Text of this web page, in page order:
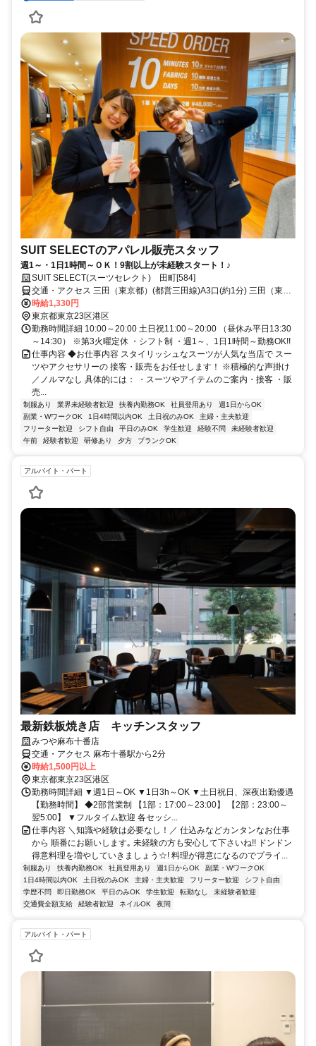
SUIT SELECTのアパレル販売スタッフ
週1～・1日1時間～ＯＫ！9割以上が未経験スタート！♪
SUIT SELECT(スーツセレクト) 田町[584]
交通・アクセス 三田（東京都）(都営三田線)A3口(約1分) 三田（東京
都）(都営浅草線)A3口(約1分) 田町（東京都）(ＪＲ京浜東北線)三田口
(西口)(約3分)
時給1,330円
東京都東京23区港区
勤務時間詳細 10:00～20:00 土日祝11:00～20:00 （昼休み平日13:30
～14:30） ※第3火曜定休 ・シフト制 ・週1～、1日1時間～勤務OK!!
仕事内容 ◆お仕事内容 スタイリッシュなスーツが人気な当店で スー
ツやアクセサリーの 接客・販売をお任せします！ ※積極的な声掛け
／ノルマなし 具体的には： ・スーツやアイテムのご案内・接客 ・販
売...
制服あり 業界未経験者歓迎 扶養内勤務OK 社員登用あり
週1日からOK
副業・WワークOK
1日4時間以内OK 土日祝のみOK
主婦・主夫歓迎
フリーター歓迎
シフト自由 平日のみOK 学生歓迎 経験不問
未経験者歓迎
午前
経験者歓迎 研修あり 夕方 ブランクOK
アルバイト・パート
最新鉄板焼き店 キッチンスタッフ
みつや麻布十番店
交通・アクセス 麻布十番駅から2分
時給1,500円以上
東京都東京23区港区
勤務時間詳細 ▼週1日～OK ▼1日3h～OK ▼土日祝日、深夜出勤優遇
【勤務時間】 ◆2部営業制 【1部：17:00～23:00】 【2部：23:00～
翌5:00】 ▼フルタイム歓迎 各セッシ...
仕事内容 ＼知識や経験は必要なし！／ 仕込みなどカンタンなお仕事
から 順番にお願いします｡ 未経験の方も安心して下さいね!! ドンドン
得意料理を増やしていきましょう☆! 料理が得意になるのでプライ...
制服あり 扶養内勤務OK 社員登用あり 週1日からOK
副業・WワークOK
1日4時間以内OK
土日祝のみOK 主婦・主夫歓迎 フリーター歓迎
シフト自由
学歴不問
即日勤務OK 平日のみOK 学生歓迎 転勤なし
未経験者歓迎
交通費全額支給
経験者歓迎 ネイルOK 夜間
アルバイト・パート